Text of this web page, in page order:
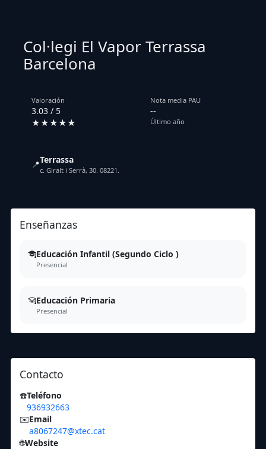
Col·legi El Vapor Terrassa
Barcelona
Valoración
3.03 / 5
★★★★★
Nota media PAU
--
Último año
📍Terrassa
c. Giralt i Serrà, 30. 08221.
Enseñanzas
Educación Infantil (Segundo Ciclo )
Presencial
Educación Primaria
Presencial
Contacto
☎️Teléfono
936932663
✉️Email
a8067247@xtec.cat
🌐Website